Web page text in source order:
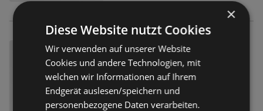
×
Diese Website nutzt Cookies
Wir verwenden auf unserer Website
Cookies und andere Technologien, mit
welchen wir Informationen auf Ihrem
Endgerät auslesen/speichern und
personenbezogene Daten verarbeiten.